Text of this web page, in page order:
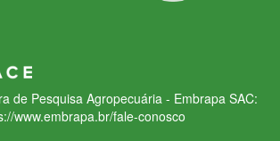
de Pesquisa Agropecuária - Embrapa SAC:
www.embrapa.br/fale-conosco